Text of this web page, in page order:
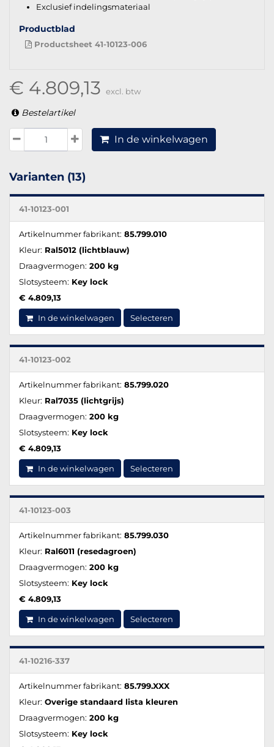
Exclusief indelingsmateriaal
Productblad
Productsheet 41-10123-006
€ 4.809,13 excl. btw
Bestelartikel
In de winkelwagen
Varianten (13)
41-10123-001
Artikelnummer fabrikant: 85.799.010
Kleur: Ral5012 (lichtblauw)
Draagvermogen: 200 kg
Slotsysteem: Key lock
€ 4.809,13
In de winkelwagen Selecteren
41-10123-002
Artikelnummer fabrikant: 85.799.020
Kleur: Ral7035 (lichtgrijs)
Draagvermogen: 200 kg
Slotsysteem: Key lock
€ 4.809,13
In de winkelwagen Selecteren
41-10123-003
Artikelnummer fabrikant: 85.799.030
Kleur: Ral6011 (resedagroen)
Draagvermogen: 200 kg
Slotsysteem: Key lock
€ 4.809,13
In de winkelwagen Selecteren
41-10216-337
Artikelnummer fabrikant: 85.799.XXX
Kleur: Overige standaard lista kleuren
Draagvermogen: 200 kg
Slotsysteem: Key lock